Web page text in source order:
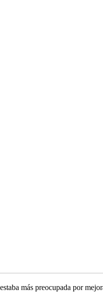
más preocupada por